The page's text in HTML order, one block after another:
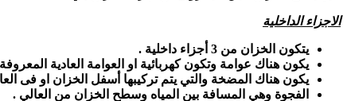
الاجزاء الداخلية
يتكون الخزان من 3 أجزاء داخلية .
يكون هناك عوامة وتكون كهربائية او العوامة العادية
يكون هناك المضخة والتي يتم تركيبها أسفل الخزان او فى
الفجوة وهي المسافة بين المياه وسطح الخزان من العالي .